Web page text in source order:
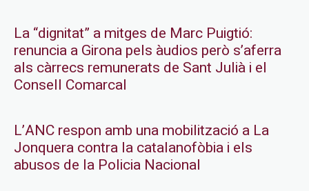
La “dignitat” a mitges de Marc Puigtió:
renuncia a Girona pels àudios però s’aferra
als càrrecs remunerats de Sant Julià i el
Consell Comarcal
L’ANC respon amb una mobilització a La
Jonquera contra la catalanofòbia i els
abusos de la Policia Nacional